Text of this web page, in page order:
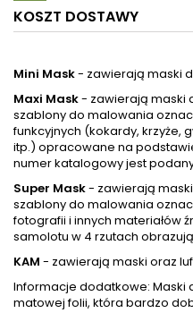
KOSZT DOSTAWY
Mini Mask- zawierają maski
Maxi Mask- zawierają maski
szablony do malowania
funkcyjnych (kokardy, krzyże,
itp.) opracowane na
numer katalogowy jest
Super Mask- zawierają
szablony do malowania
fotografii i innych materiałów
samolotu w 4 rzutach
KAM - zawierają maski oraz
Informacje dodatkowe: Maski
matowej folii, która bardzo